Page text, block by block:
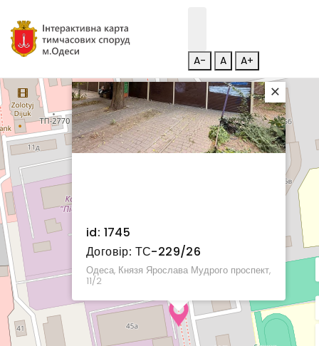
A- A A+
id: 1745
Договір: ТС-229/26
Одеса, Князя Ярослава Мудрого проспект,
11/2
×